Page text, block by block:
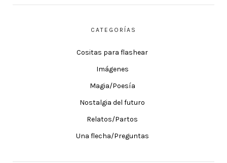
CATEGORÍAS
Cositas para flashear
Imágenes
Magia/Poesía
Nostalgia del futuro
Relatos/Partos
Una flecha/Preguntas